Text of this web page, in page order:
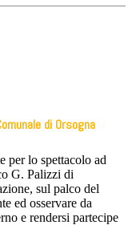
​di ​Orsogna
per lo spettacolo ad
G. Palizzi di
sul palco del
ed osservare da
e rendersi partecipe